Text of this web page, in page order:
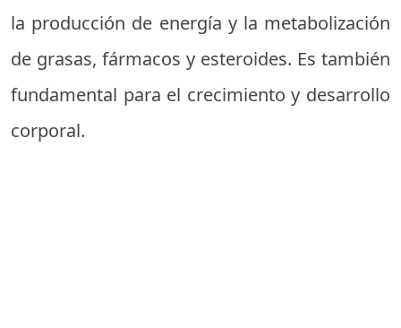
la producción de energía y la metabolización
de grasas, fármacos y esteroides. Es también
fundamental para el crecimiento y desarrollo
corporal.